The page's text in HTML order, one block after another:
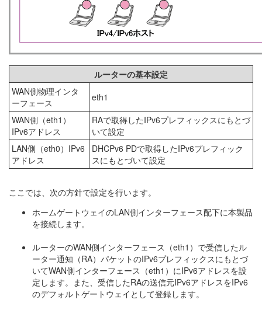
ルーターの基本設定
WAN側物理インタ
ーフェース
eth1
WAN側（eth1）
IPv6アドレス
RAで取得したIPv6プレフィックスにもとづ
いて設定
LAN側（eth0）IPv6
アドレス
DHCPv6 PDで取得したIPv6プレフィック
スにもとづいて設定
ここでは、次の方針で設定を行います。
ホームゲートウェイのLAN側インターフェース配下に本製品
を接続します。
ルーターのWAN側インターフェース（eth1）で受信したル
ーター通知（RA）パケットのIPv6プレフィックスにもとづ
いてWAN側インターフェース（eth1）にIPv6アドレスを設
定します。また、受信したRAの送信元IPv6アドレスをIPv6
のデフォルトゲートウェイとして登録します。